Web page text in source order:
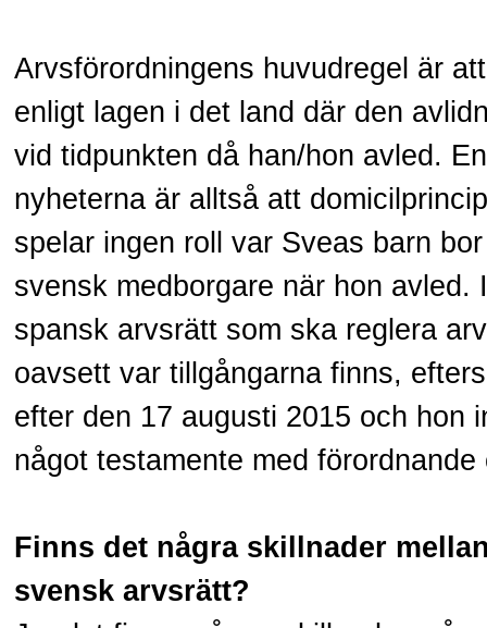
Arvsförordningens huvudregel är
enligt lagen i det land där den
vid tidpunkten då han/hon avled.
nyheterna är alltså att
spelar ingen roll var Sveas barn
svensk medborgare när hon avled.
spansk arvsrätt som ska reglera
oavsett var tillgångarna finns,
efter den 17 augusti 2015 och hon
något testamente med förordnande
Finns det några skillnader
svensk arvsrätt?